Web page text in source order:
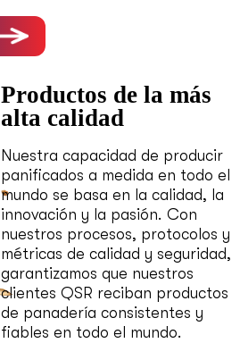
Productos de la más
alta calidad
Nuestra capacidad de producir
panificados a medida en todo el
mundo se basa en la calidad, la
innovación y la pasión. Con
nuestros procesos, protocolos y
métricas de calidad y seguridad,
garantizamos que nuestros
clientes QSR reciban productos
de panadería consistentes y
fiables en todo el mundo.